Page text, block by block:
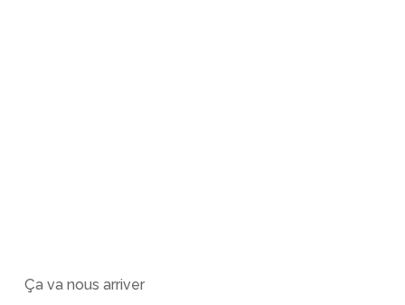
Ça va nous arriver